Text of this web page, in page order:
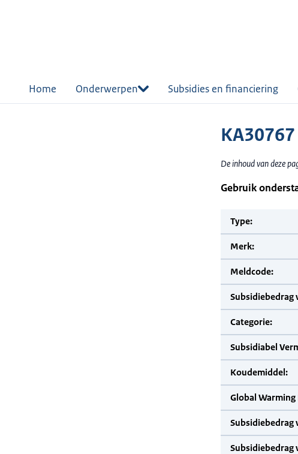
Home Onderwerpen Subsidies en financiering
De inhoud van deze
Gebruik
Type:
Merk:
Meldcode:
Subsidiebedrag
Categorie:
Subsidiabel
Koudemiddel:
Global Warming